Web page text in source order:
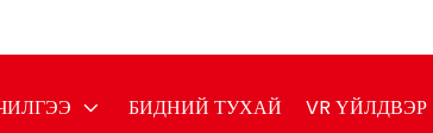
БИДНИЙ ТУХАЙ VR ҮЙЛДВЭР